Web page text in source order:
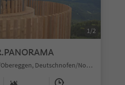
1/2
Obereggen/Obereggen, Deutschnofen/Nova Ponente, Dolomites Region Eggental